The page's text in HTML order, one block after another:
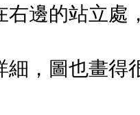
右邊的站立處
細，圖也畫得